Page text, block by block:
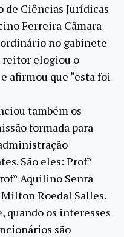
de Ciências Jurídicas
Ferreira Câmara
no gabinete
reitor elogiou o
afirmou que “esta foi
também os
formada para
São eles: Prof°
Aquilino Senra
Roedal Salles.
quando os interesses
são